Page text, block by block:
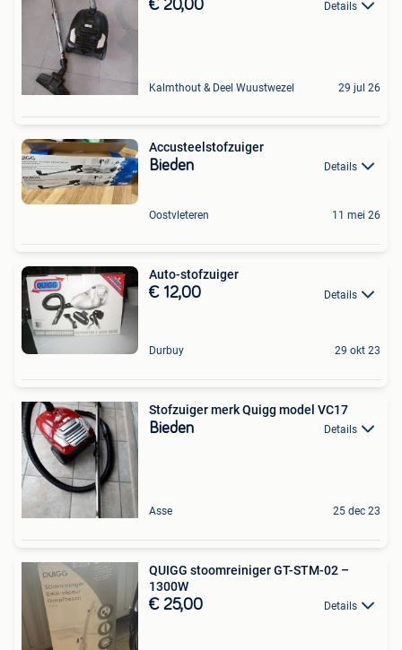
€ 20,00 Details
Kalmthout & Deel Wuustwezel 29 jul 26
Accusteelstofzuiger
Bieden Details
Oostvleteren 11 mei 26
Auto-stofzuiger
€ 12,00 Details
Durbuy 29 okt 23
Stofzuiger merk Quigg model VC17
Bieden Details
Asse 25 dec 23
QUIGG stoomreiniger GT-STM-02 –
1300W
€ 25,00 Details